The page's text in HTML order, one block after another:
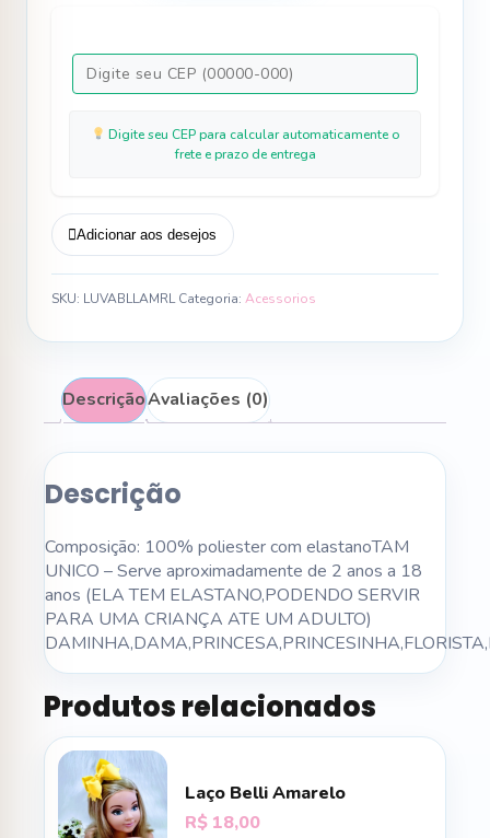
Digite seu CEP para calcular automaticamente o
frete e prazo de entrega
Adicionar aos desejos
SKU: LUVABLLAMRL Categoria: Acessorios
DescriçãoAvaliações (0)
Descrição
Composição: 100% poliester com elastanoTAM
UNICO – Serve aproximadamente de 2 anos a 18
anos (ELA TEM ELASTANO,PODENDO SERVIR
PARA UMA CRIANÇA ATE UM ADULTO)
Produtos relacionados
Laço Belli Amarelo
R$ 18,00